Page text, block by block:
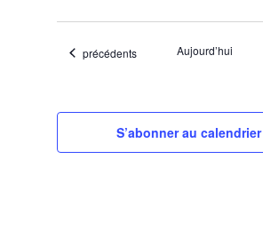
Évènements
précédents Aujourd’hui
S’abonner au calendrier